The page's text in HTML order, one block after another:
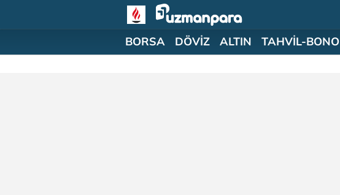
BORSA DÖVİZ ALTIN TAHVİL-BONO